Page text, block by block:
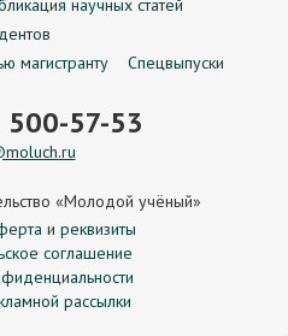
научных статей
магистранту
Спецвыпуски
500-57-53
«Молодой учёный»
и реквизиты
соглашение
рассылки